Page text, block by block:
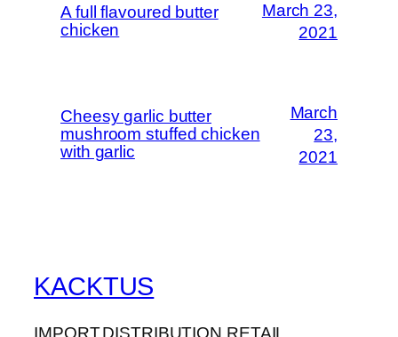
A full flavoured butter
chicken
March 23,
2021
Cheesy garlic butter
mushroom stuffed chicken
with garlic
March
23,
2021
KACKTUS
IMPORT.DISTRIBUTION.RETAIL